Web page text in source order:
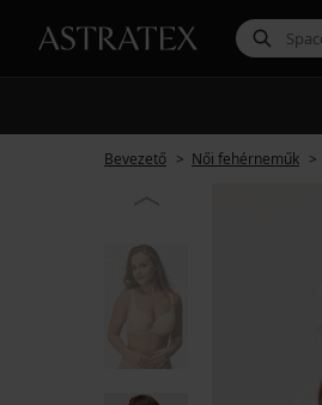
Bevezető Női fehérneműk